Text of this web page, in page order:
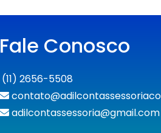
Fale Conosco
(11) 2656-5508
adilcontassessoria@gmail.com